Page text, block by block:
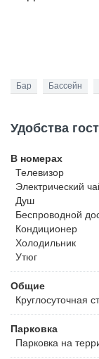
Бар Бассейн
Удобства
В номерах
Телевизор
Электрический
Душ
Беспроводной
Кондиционер
Холодильник
Утюг
Общие
Круглосуточная
Парковка
Парковка на